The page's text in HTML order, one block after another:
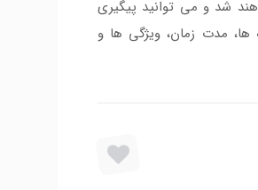
شد و می توانید پیگیری
ها، مدت زمان، ویژگی ها و